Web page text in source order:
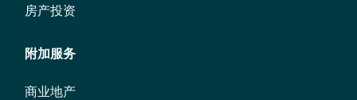
房产投资
附加服务
商业地产